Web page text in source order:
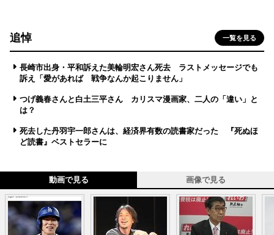
追悼 一覧を見る
長崎市出身・平和訴えた美輪明宏さん死去 ラストメッセージでも
訴え「愛があれば 戦争なんか起こりません」
つげ義春さんと白土三平さん カリスマ漫画家、二人の「違い」と
は？
死去した丹羽宇一郎さんは、経済界有数の読書家だった 『死ぬほ
ど読書』ベストセラーに
動画で見る 画像で見る